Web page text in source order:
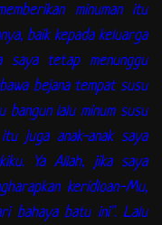
minuman itu
baik kepada keluarga
saya tetap menunggu
bejana tempat susu
lalu minum susu
juga anak-anak saya
Ya Allah, jika saya
keridloan-Mu,
bahaya batu ini". Lalu